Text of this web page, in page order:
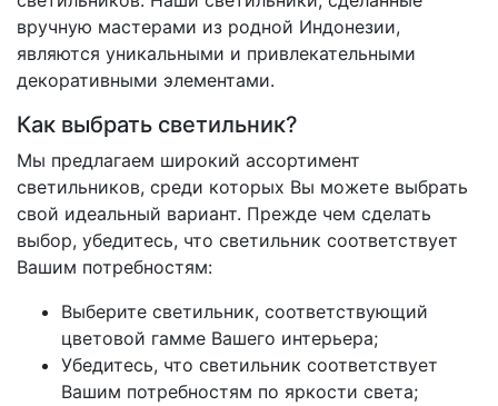
вручную мастерами из родной Индонезии,
являются уникальными и привлекательными
декоративными элементами.
Как выбрать светильник?
Мы предлагаем широкий ассортимент
светильников, среди которых Вы можете выбрать
свой идеальный вариант. Прежде чем сделать
выбор, убедитесь, что светильник соответствует
Вашим потребностям:
Выберите светильник, соответствующий
цветовой гамме Вашего интерьера;
Убедитесь, что светильник соответствует
Вашим потребностям по яркости света;